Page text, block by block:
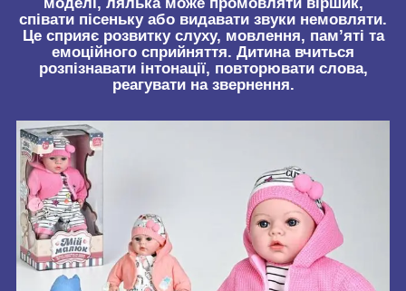
співати пісеньку або видавати звуки немовляти.
Це сприяє розвитку слуху, мовлення, пам’яті та
емоційного сприйняття. Дитина вчиться
розпізнавати інтонації, повторювати слова,
реагувати на звернення.